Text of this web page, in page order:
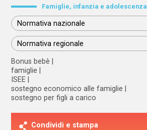
Famiglie, infanzia e adolescenza
Normativa nazionale
Normativa regionale
Bonus bebè
famiglie
ISEE
sostegno economico alle famiglie
sostegno per figli a carico
Condividi e stampa